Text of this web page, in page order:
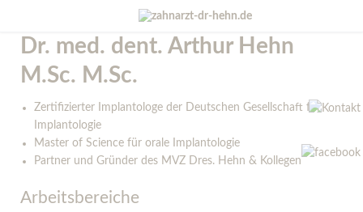
Dr. med. dent. Arthur Hehn
M.Sc. M.Sc.
Zertifizierter Implantologe der Deutschen Gesellschaft für
Implantologie
Master of Science für orale Implantologie
Partner und Gründer des MVZ Dres. Hehn & Kollegen
Arbeitsbereiche